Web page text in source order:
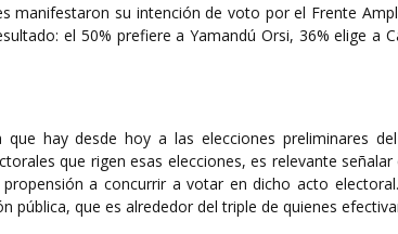
manifestaron su intención de voto por el Frente
el 50% prefiere a Yamandú Orsi, 36% elige a
que hay desde hoy a las elecciones preliminares
que rigen esas elecciones, es relevante
a concurrir a votar en dicho acto
pública, que es alrededor del triple de quienes